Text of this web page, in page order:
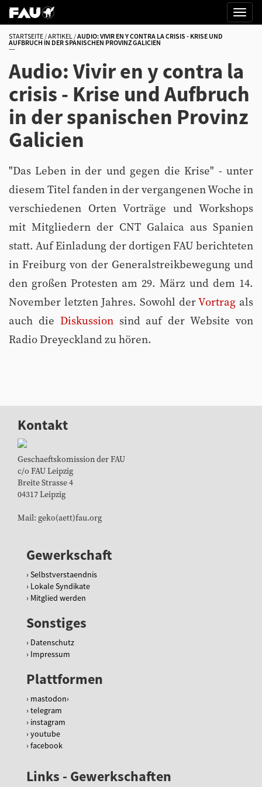
STARTSEITE ARTIKEL AUDIO: VIVIR EN Y CONTRA LA CRISIS - KRISE UND
AUFBRUCH IN DER SPANISCHEN PROVINZ GALICIEN
Audio: Vivir en y contra la
crisis - Krise und Aufbruch
in der spanischen Provinz
Galicien
"Das Leben in der und gegen die Krise" - unter
diesem Titel fanden in der vergangenen Woche in
verschiedenen Orten Vorträge und Workshops
mit Mitgliedern der CNT Galaica aus Spanien
statt. Auf Einladung der dortigen FAU berichteten
in Freiburg von der Generalstreikbewegung und
den großen Protesten am 29. März und dem 14.
November letzten Jahres. Sowohl derVortrag als
auch die Diskussionsind auf der Website von
Radio Dreyeckland zu hören.
Kontakt
Geschaeftskomission der FAU
c/o FAU Leipzig
Breite Strasse 4
04317 Leipzig
Mail: geko(aett)fau.org
Gewerkschaft
Selbstverstaendnis
Lokale Syndikate
Mitglied werden
Sonstiges
Datenschutz
Impressum
Plattformen
mastodon
telegram
instagram
youtube
facebook
Links - Gewerkschaften